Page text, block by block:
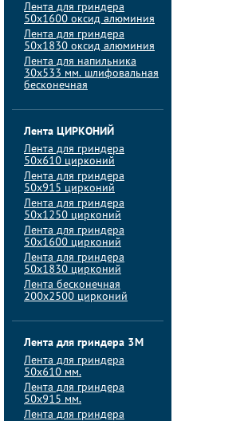
Лента для гриндера
50х1600 оксид алюминия
Лента для гриндера
50х1830 оксид алюминия
Лента для напильника
30х533 мм. шлифовальная
бесконечная
Лента ЦИРКОНИЙ
Лента для гриндера
50х610 цирконий
Лента для гриндера
50х915 цирконий
Лента для гриндера
50х1250 цирконий
Лента для гриндера
50х1600 цирконий
Лента для гриндера
50x1830 цирконий
Лента бесконечная
200х2500 цирконий
Лента для гриндера 3M
Лента для гриндера
50x610 мм.
Лента для гриндера
50x915 мм.
Лента для гриндера